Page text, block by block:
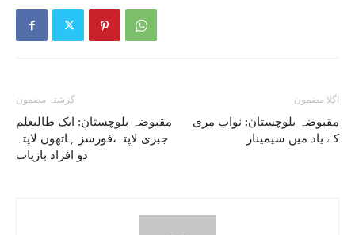
گزشتہ مضمون
مقبوضہ بلوچستان: ایک طالبعلم
جبری لاپتہ،فورسز ہاتھوں لاپتہ
دو افراد بازیاب
اگلا مضمون
مقبوضہ بلوچستان: نواب مری
کے یاد میں سیمینار